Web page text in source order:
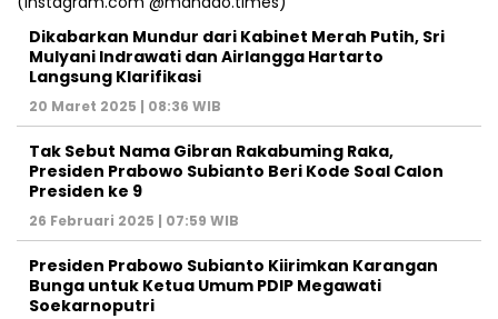
Dikabarkan Mundur dari Kabinet Merah Putih, Sri
Mulyani Indrawati dan Airlangga Hartarto
Langsung Klarifikasi
20 Maret 2025 | 08:36 WIB
Tak Sebut Nama Gibran Rakabuming Raka,
Presiden Prabowo Subianto Beri Kode Soal Calon
Presiden ke 9
26 Februari 2025 | 07:59 WIB
Presiden Prabowo Subianto Kiirimkan Karangan
Bunga untuk Ketua Umum PDIP Megawati
Soekarnoputri